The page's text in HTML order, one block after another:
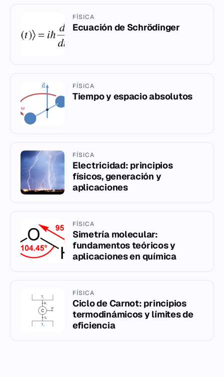
FÍSICA
Ecuación de Schrödinger
FÍSICA
Tiempo y espacio absolutos
FÍSICA
Electricidad: principios
físicos, generación y
aplicaciones
FÍSICA
Simetría molecular:
fundamentos teóricos y
aplicaciones en química
FÍSICA
Ciclo de Carnot: principios
termodinámicos y límites de
eficiencia